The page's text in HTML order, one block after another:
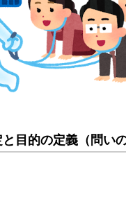
目的の定義（問いの